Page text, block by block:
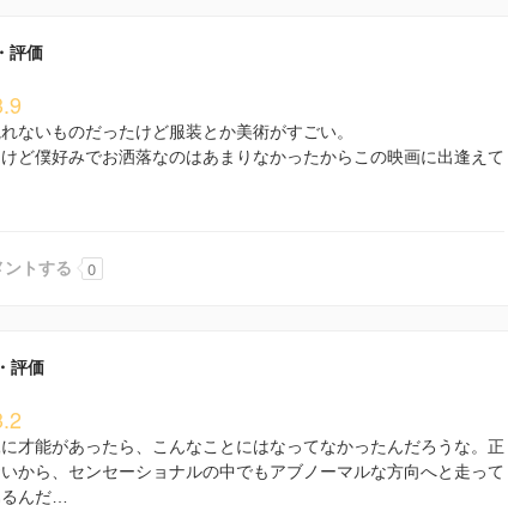
評価
ないものだったけど服装とか美術がすごい。
ど僕好みでお洒落なのはあまりなかったからこの映画に出逢えて
ントする 0
評価
才能があったら、こんなことにはなってなかったんだろうな。正
から、センセーショナルの中でもアブノーマルな方向へと走って
んだ…